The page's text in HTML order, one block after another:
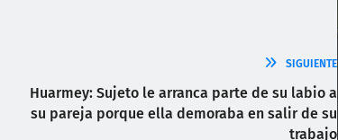
SIGUIENTE
Huarmey: Sujeto le arranca parte de su labio a
su pareja porque ella demoraba en salir de su
trabajo